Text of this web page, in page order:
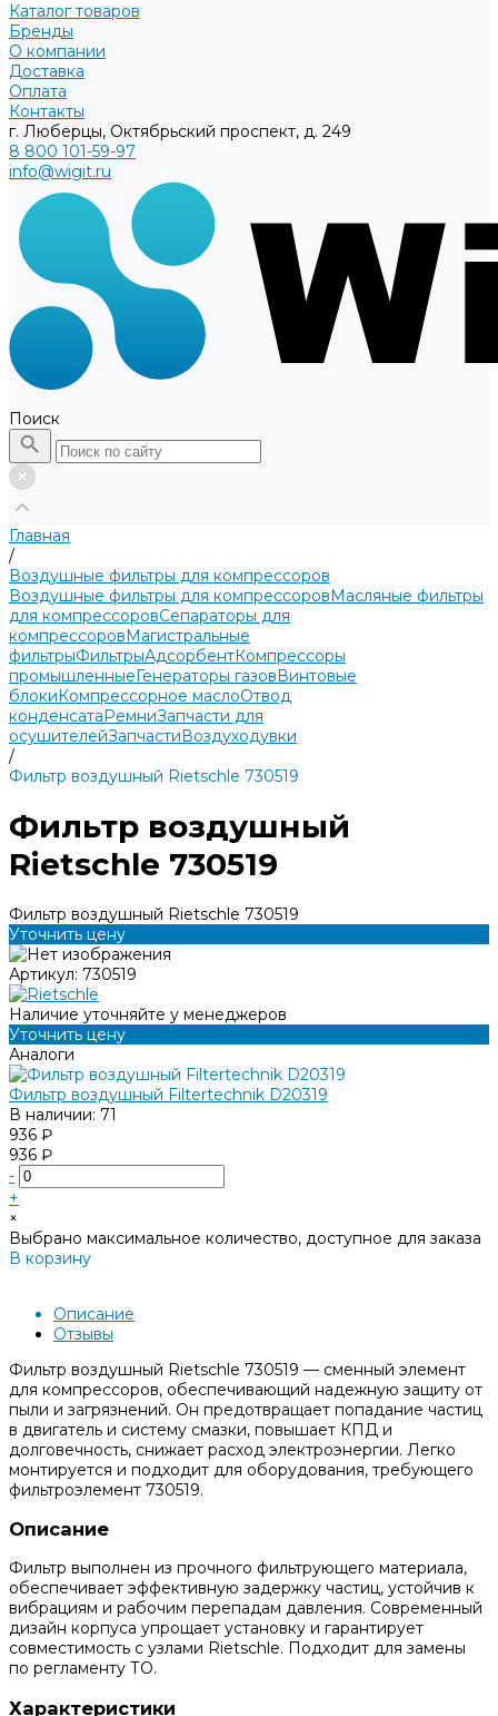
Каталог товаров
Бренды
О компании
Доставка
Оплата
Контакты
г. Люберцы, Октябрьский проспект, д. 249
8 800 101-59-97
info@wigit.ru
Поиск
Главная
/
Воздушные фильтры для компрессоров
Воздушные фильтры для компрессоровМасляные фильтры
для компрессоровСепараторы для
компрессоровМагистральные
фильтрыФильтрыАдсорбентКомпрессоры
промышленныеГенераторы газовВинтовые
блокиКомпрессорное маслоОтвод
конденсатаРемниЗапчасти для
осушителейЗапчастиВоздуходувки
/
Фильтр воздушный Rietschle 730519
Фильтр воздушный
Rietschle 730519
Фильтр воздушный Rietschle 730519
Уточнить цену
Артикул: 730519
Наличие уточняйте у менеджеров
Уточнить цену
Аналоги
Фильтр воздушный Filtertechnik D20319
В наличии: 71
936 ₽
936 ₽
-
+
×
Выбрано максимальное количество, доступное для заказа
В корзину
Описание
Отзывы
Фильтр воздушный Rietschle 730519 — сменный элемент
для компрессоров, обеспечивающий надежную защиту от
пыли и загрязнений. Он предотвращает попадание частиц
в двигатель и систему смазки, повышает КПД и
долговечность, снижает расход электроэнергии. Легко
монтируется и подходит для оборудования, требующего
фильтроэлемент 730519.
Описание
Фильтр выполнен из прочного фильтрующего материала,
обеспечивает эффективную задержку частиц, устойчив к
вибрациям и рабочим перепадам давления. Современный
дизайн корпуса упрощает установку и гарантирует
совместимость с узлами Rietschle. Подходит для замены
по регламенту ТО.
Характеристики